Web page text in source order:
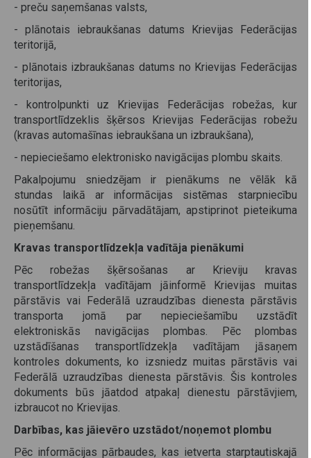
- preču saņemšanas valsts,
- plānotais iebraukšanas datums Krievijas Federācijas
teritorijā,
- plānotais izbraukšanas datums no Krievijas Federācijas
teritorijas,
- kontrolpunkti uz Krievijas Federācijas robežas, kur
transportlīdzeklis šķērsos Krievijas Federācijas robežu
(kravas automašīnas iebraukšana un izbraukšana),
- nepieciešamo elektronisko navigācijas plombu skaits.
Pakalpojumu sniedzējam ir pienākums ne vēlāk kā
stundas laikā ar informācijas sistēmas starpniecību
nosūtīt informāciju pārvadātājam, apstiprinot pieteikuma
pieņemšanu.
Kravas transportlīdzekļa vadītāja pienākumi
Pēc robežas šķērsošanas ar Krieviju kravas
transportlīdzekļa vadītājam jāinformē Krievijas muitas
pārstāvis vai Federālā uzraudzības dienesta pārstāvis
transporta jomā par nepieciešamību uzstādīt
elektroniskās navigācijas plombas. Pēc plombas
uzstādīšanas transportlīdzekļa vadītājam jāsaņem
kontroles dokuments, ko izsniedz muitas pārstāvis vai
Federālā uzraudzības dienesta pārstāvis. Šis kontroles
dokuments būs jāatdod atpakaļ dienestu pārstāvjiem,
izbraucot no Krievijas.
Darbības, kas jāievēro uzstādot/noņemot plombu
Pēc informācijas pārbaudes, kas ietverta starptautiskajā